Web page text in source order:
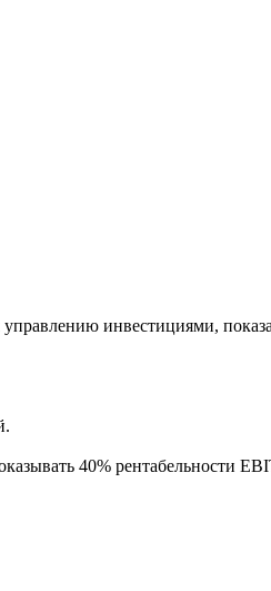
инвестициями,
40% рентабельности